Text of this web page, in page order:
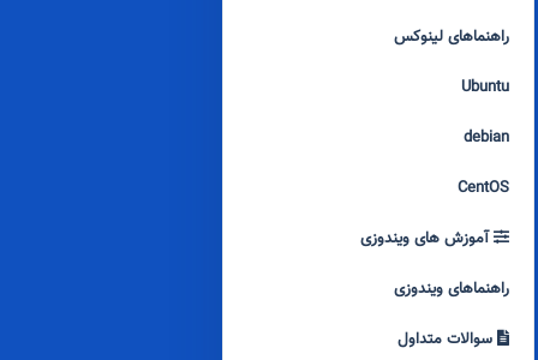
راهنماهای لینوکس
Ubuntu
debian
CentOS
آموزش های ویندوزی
راهنماهای ویندوزی
سوالات متداول